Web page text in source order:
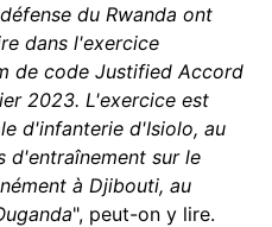
du Rwanda ont
dans l'exercice
de code Justified Accord
2023. L'exercice est
d'infanterie d'Isiolo, au
d'entraînement sur le
à Djibouti, au
", peut-on y lire.